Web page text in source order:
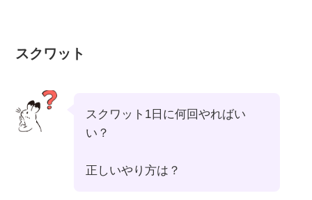
スクワット
スクワット1日に何回やればい
い？
正しいやり方は？